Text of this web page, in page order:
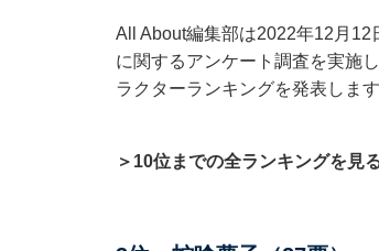
All About編集部は2022年12月12
に関するアンケート調査を実施
ラクターランキングを発表します
＞10位までの全ランキングを見